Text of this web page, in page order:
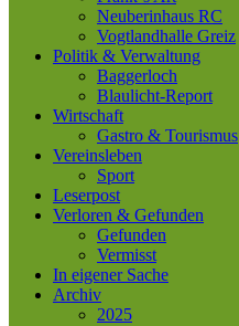
Neuberinhaus RC
Vogtlandhalle Greiz
Politik & Verwaltung
Baggerloch
Blaulicht-Report
Wirtschaft
Gastro & Tourismus
Vereinsleben
Sport
Leserpost
Verloren & Gefunden
Gefunden
Vermisst
In eigener Sache
Archiv
2025